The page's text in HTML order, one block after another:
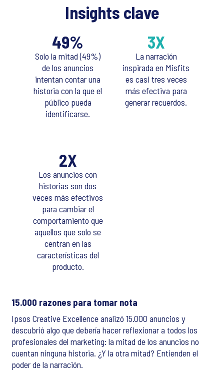
Insights clave
49%
Solo la mitad (49%)
de los anuncios
intentan contar una
historia con la que el
público pueda
identificarse.
3X
La narración
inspirada en Misfits
es casi tres veces
más efectiva para
generar recuerdos.
2X
Los anuncios con
historias son dos
veces más efectivos
para cambiar el
comportamiento que
aquellos que solo se
centran en las
características del
producto.
15.000 razones para tomar nota
Ipsos Creative Excellence analizó 15.000 anuncios y
descubrió algo que debería hacer reflexionar a todos los
profesionales del marketing: la mitad de los anuncios no
cuentan ninguna historia. ¿Y la otra mitad? Entienden el
poder de la narración.